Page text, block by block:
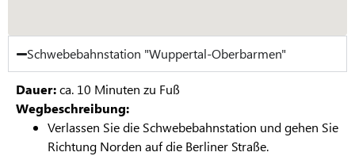
Schwebebahnstation "Wuppertal-Oberbarmen"
Dauer:ca. 10 Minuten zu Fuß
Wegbeschreibung:
Verlassen Sie die Schwebebahnstation und gehen Sie
Richtung Norden auf die Berliner Straße.